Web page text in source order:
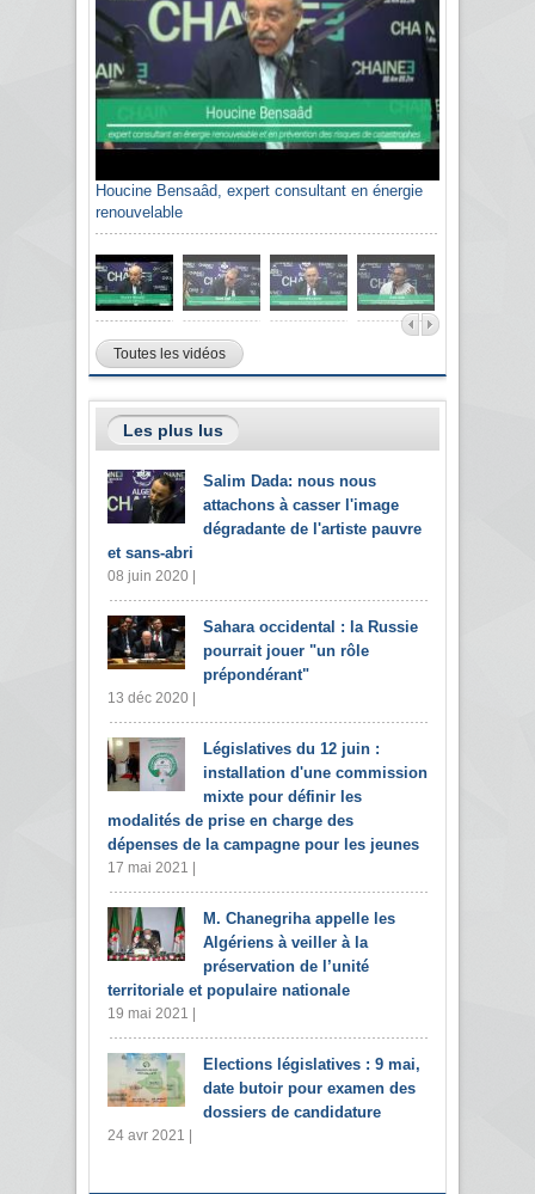
Houcine Bensaâd, expert consultant en énergie
renouvelable
Toutes les vidéos
Les plus lus
Salim Dada: nous nous
attachons à casser l'image
dégradante de l'artiste pauvre
et sans-abri
08 juin 2020 |
Sahara occidental : la Russie
pourrait jouer "un rôle
prépondérant"
13 déc 2020 |
Législatives du 12 juin :
installation d'une commission
mixte pour définir les
modalités de prise en charge des
dépenses de la campagne pour les jeunes
17 mai 2021 |
M. Chanegriha appelle les
Algériens à veiller à la
préservation de l’unité
territoriale et populaire nationale
19 mai 2021 |
Elections législatives : 9 mai,
date butoir pour examen des
dossiers de candidature
24 avr 2021 |